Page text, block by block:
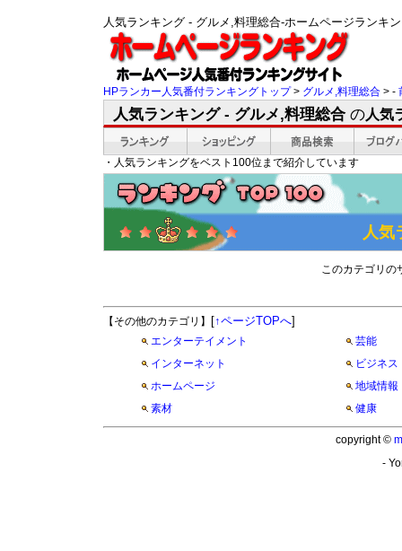
人気ランキング - グルメ,料理総合-ホームページランキ
HPランカー人気番付ランキングトップ> グルメ,料理総合 > -
人気ランキング - グルメ,料理総合 の人気
・人気ランキングをベスト100位まで紹介しています
人気
このカテゴリの
【その他のカテゴリ】 [↑ページTOPへ]
エンターテイメント
芸能
インターネット
ビジネス
ホームページ
地域情報
素材
健康
copyright ©
-